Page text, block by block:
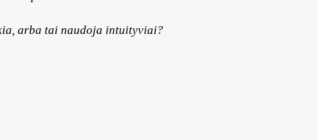
arba tai naudoja intuityviai?